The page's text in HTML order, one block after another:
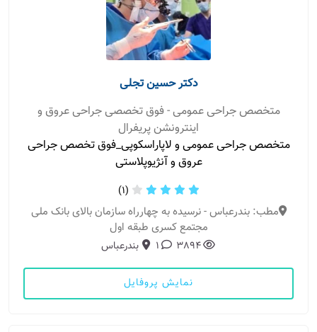
دکتر حسین تجلی
متخصص جراحی عمومی - فوق تخصصی جراحی عروق و
اینترونشن پریفرال
متخصص جراحی عمومی و لاپاراسکوپی_فوق تخصص جراحی
عروق و آنژیوپلاستی
(1)
مطب: بندرعباس - نرسیده به چهارراه سازمان بالای بانک ملی
مجتمع کسری طبقه اول
3894
1 بندرعباس
نمایش پروفایل